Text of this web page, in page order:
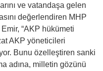
ve vatandaşa gelen
değerlendiren MHP
“AKP hükümeti
AKP yöneticileri
Bunu özelleştiren sanki
adına, milletin gözünü